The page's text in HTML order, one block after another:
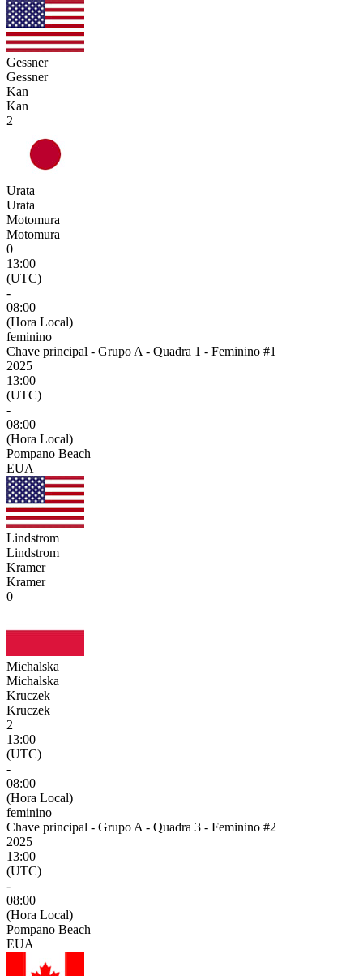
Gessner
Gessner
Kan
Kan
2
Urata
Urata
Motomura
Motomura
0
13:00
(UTC)
-
08:00
(Hora Local)
feminino
Chave principal - Grupo A - Quadra 1 - Feminino #1
2025
13:00
(UTC)
-
08:00
(Hora Local)
Pompano Beach
EUA
Lindstrom
Lindstrom
Kramer
Kramer
0
Michalska
Michalska
Kruczek
Kruczek
2
13:00
(UTC)
-
08:00
(Hora Local)
feminino
Chave principal - Grupo A - Quadra 3 - Feminino #2
2025
13:00
(UTC)
-
08:00
(Hora Local)
Pompano Beach
EUA